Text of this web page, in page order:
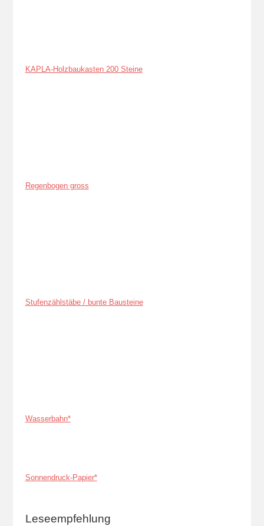
KAPLA-Holzbaukasten 200 Steine
Regenbogen gross
Stufenzählstäbe / bunte Bausteine
Wasserbahn*
Sonnendruck-Papier*
Leseempfehlung